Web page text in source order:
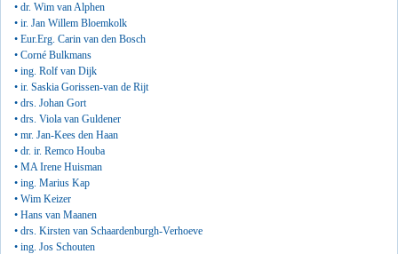
• dr. Wim van Alphen
• ir. Jan Willem Bloemkolk
• Eur.Erg. Carin van den Bosch
• Corné Bulkmans
• ing. Rolf van Dijk
• ir. Saskia Gorissen-van de Rijt
• drs. Johan Gort
• drs. Viola van Guldener
• mr. Jan-Kees den Haan
• dr. ir. Remco Houba
• MA Irene Huisman
• ing. Marius Kap
• Wim Keizer
• Hans van Maanen
• drs. Kirsten van Schaardenburgh-Verhoeve
• ing. Jos Schouten